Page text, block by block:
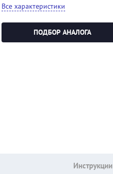
Все характеристики
ПОДБОР АНАЛОГА
Инструкции